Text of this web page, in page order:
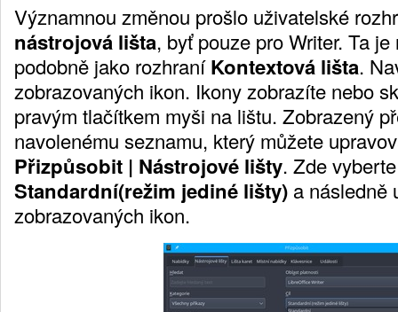
Významnou změnou prošlo uživatelské
nástrojová lišta, byť pouze pro Writer. Ta
podobně jako rozhraníKontextová lišta.
zobrazovaných ikon. Ikony zobrazíte nebo
pravým tlačítkem myši na lištu. Zobrazený
navolenému seznamu, který můžete
Přizpůsobit | Nástrojové lišty. Zde
Standardní(režim jediné lišty) a následně
zobrazovaných ikon.